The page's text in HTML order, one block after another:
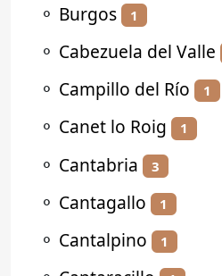
⚬ Burgos 1
⚬ Cabezuela del Valle
⚬ Campillo del Río 1
⚬ Canet lo Roig 1
⚬ Cantabria 3
⚬ Cantagallo 1
⚬ Cantalpino 1